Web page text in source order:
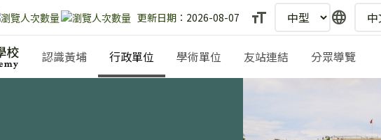
更新日期： 2026-08-07 text_fields language
認識黃埔 行政單位 學術單位 友站連結 分眾導覽